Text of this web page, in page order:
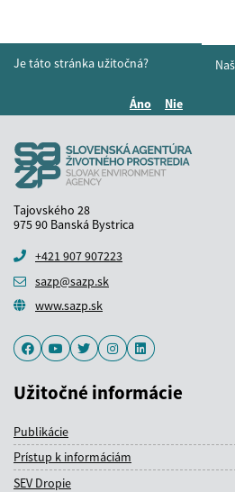
Je táto stránka užitočná?
Áno
Boli tieto
Nie
Boli tieto
Tajovského 28
975 90 Banská Bystrica
+421 907 907223
sazp@sazp.sk
www.sazp.sk
FacebookYoutubeTwitterInstagramLinkedIn
Užitočné informácie
Publikácie
Prístup k informáciám
SEV Dropie